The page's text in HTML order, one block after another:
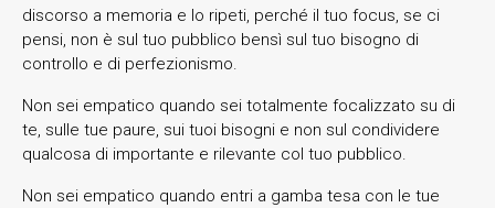
discorso a memoria e lo ripeti, perché il tuo focus, se ci
pensi, non è sul tuo pubblico bensì sul tuo bisogno di
controllo e di perfezionismo.
Non sei empatico quando sei totalmente focalizzato su di
te, sulle tue paure, sui tuoi bisogni e non sul condividere
qualcosa di importante e rilevante col tuo pubblico.
Non sei empatico quando entri a gamba tesa con le tue